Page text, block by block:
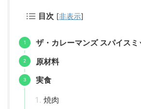
目次 [非表示]
ザ・カレーマンズ スパイスミ
原材料
実食
焼肉